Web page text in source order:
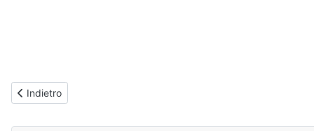
Articolo precedente: Opel Astra (dal 2022) Consumi reali
Indietro